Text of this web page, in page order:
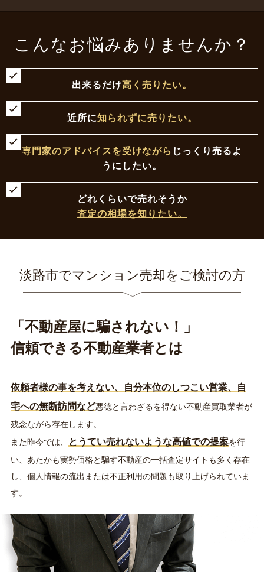
こんなお悩みありませんか？
出来るだけ高く売りたい。
近所に知られずに売りたい。
専門家のアドバイスを受けながら じっくり売るよ
うにしたい。
どれくらいで売れそうか
査定の相場を知りたい。
淡路市でマンション売却をご検討の方
「不動産屋に騙されない！」
信頼できる不動産業者とは
依頼者様の事を考えない、自分本位のしつこい営業、自
宅への無断訪問など悪徳と言わざるを得ない不動産買取業者が
残念ながら存在します。
また昨今では、
とうてい売れないような高値での提案を行
い、あたかも実勢価格と騙す不動産の一括査定サイトも多く存在
し、個人情報の流出または不正利用の問題も取り上げられていま
す。